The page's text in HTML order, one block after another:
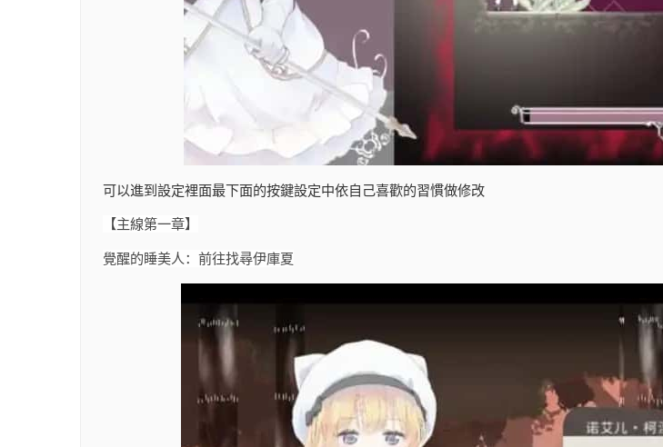
可以進到設定裡面最下面的按鍵設定中依自己喜歡的習慣做修改
【主線第一章】
覺醒的睡美人：前往找尋伊庫夏